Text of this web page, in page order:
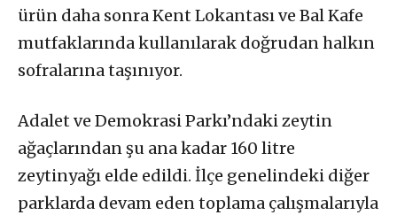
ürün daha sonra Kent Lokantası ve Bal Kafe
mutfaklarında kullanılarak doğrudan halkın
sofralarına taşınıyor.
Adalet ve Demokrasi Parkı’ndaki zeytin
ağaçlarından şu ana kadar 160 litre
zeytinyağı elde edildi. İlçe genelindeki diğer
parklarda devam eden toplama çalışmalarıyla